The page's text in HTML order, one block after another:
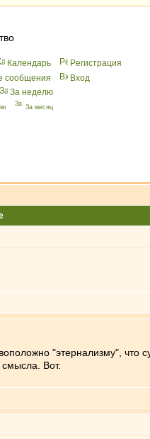
Календарь
Peгиcтрaция
сообщения
Вхoд
За неделю
За месяц
"этернализму", что
Вот.